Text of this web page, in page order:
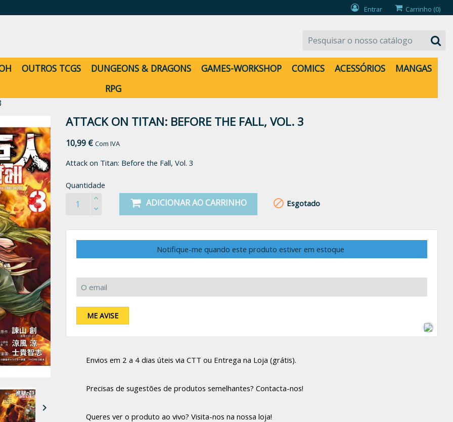
Entrar Carrinho (0)
OUTROS TCGS DUNGEONS & DRAGONS GAMES-WORKSHOP COMICS ACESSÓRIOS
MANGAS
RPG

ATTACK ON TITAN: BEFORE THE FALL, VOL. 3
10,99 € Com IVA
Attack on Titan: Before the Fall, Vol. 3
Quantidade
ADICIONAR AO CARRINHO  Esgotado
Notifique-me quando este produto estiver em estoque
ME AVISE
Envios em 2 a 4 dias úteis via CTT ou Entrega na Loja (grátis).
Precisas de sugestões de produtos semelhantes? Contacta-nos!
Queres ver o produto ao vivo? Visita-nos na nossa loja!